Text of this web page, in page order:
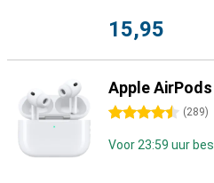
15,95
Apple
4.5 sterren (289)
Voor 23:59 uur